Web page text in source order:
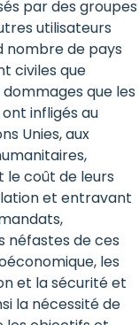
par des groupes
utilisateurs
nombre de pays
civiles que
que les
infligés au
Unies, aux
coût de leurs
et entravant
néfastes de ces
les
et la sécurité et
la nécessité de